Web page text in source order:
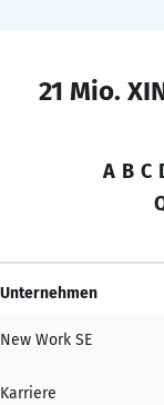
21 Mio.
A B C
Unternehmen
New Work SE
Karriere